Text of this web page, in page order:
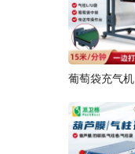
葡萄袋充气机